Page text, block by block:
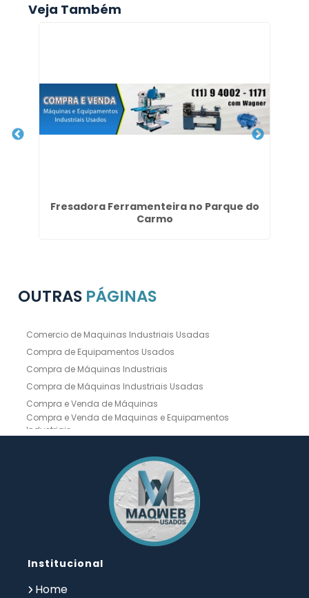
Veja Também
Fresadora Ferramenteira no Parque do
Carmo
OUTRAS PÁGINAS
Comercio de Maquinas Industriais Usadas
Compra de Equipamentos Usados
Compra de Máquinas Industriais
Compra de Máquinas Industriais Usadas
Compra e Venda de Máquinas
Compra e Venda de Maquinas e Equipamentos
Industriais
Compra e Venda de Máquinas Operatrizes
Dobradeira CNC Usada
Dobradeira de Chapa Hidráulica Usada
Dobradeira de Chapas
Dobradeira Hidráulica
Dobradeira Hidráulica Usada
Dobradeira Industrial
Empresa de Compra de Máquinas Industriais
Empresa de Maquinas e Equipamentos
Institucional
Home